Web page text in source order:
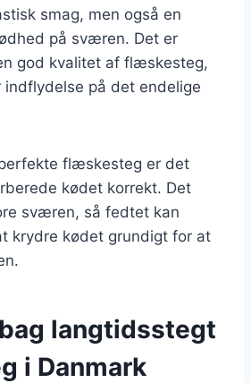
smag, men også en
på sværen. Det er
god kvalitet af flæskesteg,
på det endelige
flæskesteg er det
kødet korrekt. Det
sværen, så fedtet kan
krydre kødet grundigt for at
langtidsstegt
i Danmark